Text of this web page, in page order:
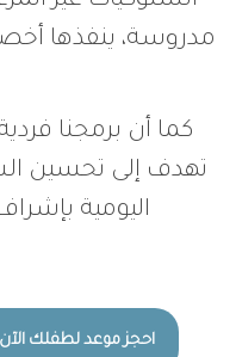
مدروسة، ينفذها
كما أن برمجنا
تهدف إلى تحسين
اليومية
احجز موعد لطفلك الآن